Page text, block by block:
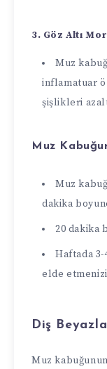
3. Göz Altı
Muz
inflamatuar
şişlikleri
Muz
Muz
dakika
20 dakika
Haftada
elde
Diş
Muz